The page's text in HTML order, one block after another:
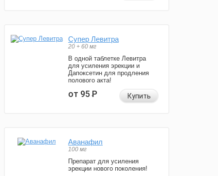
Супер Левитра
20 + 60 мг
В одной таблетке Левитра
для усиления эрекции и
Дапоксетин для продления
полового акта!
от 95Р Купить
Аванафил
100 мг
Препарат для усиления
эрекции нового поколения!